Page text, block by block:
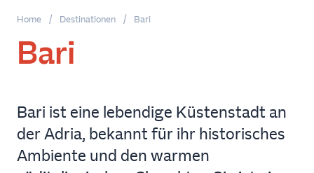
Fahrzeuge
Jetzt
buchen
Home / Destinationen / Bari
Bari
Bari ist eine lebendige Küstenstadt an
der Adria, bekannt für ihr historisches
Ambiente und den warmen